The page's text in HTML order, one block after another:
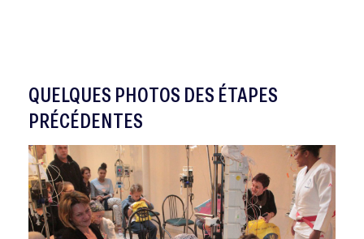
QUELQUES PHOTOS DES ÉTAPES
PRÉCÉDENTES